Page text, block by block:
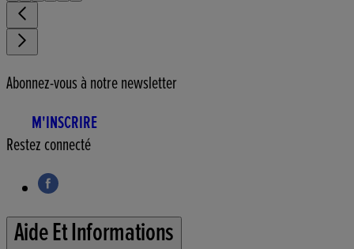
Abonnez-vous à notre newsletter
M'INSCRIRE
Restez connecté
Aide Et Informations